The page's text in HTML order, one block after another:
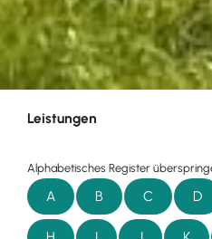
Leistungen
Alphabetisches Register
A B C D